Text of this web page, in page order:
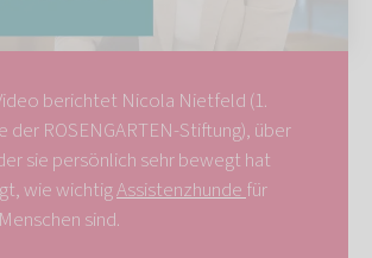
berichtet Nicola Nietfeld (1.
der ROSENGARTEN-Stiftung), über
sie persönlich sehr bewegt hat
wie wichtigAssistenzhunde für
sind.